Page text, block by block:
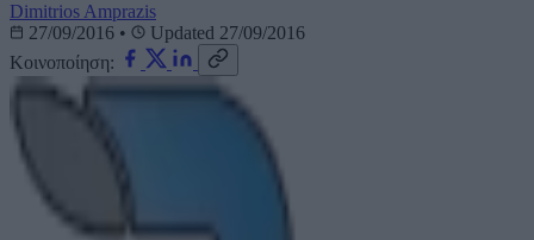
Dimitrios Amprazis
27/09/2016 •
Updated 27/09/2016
Κοινοποίηση: